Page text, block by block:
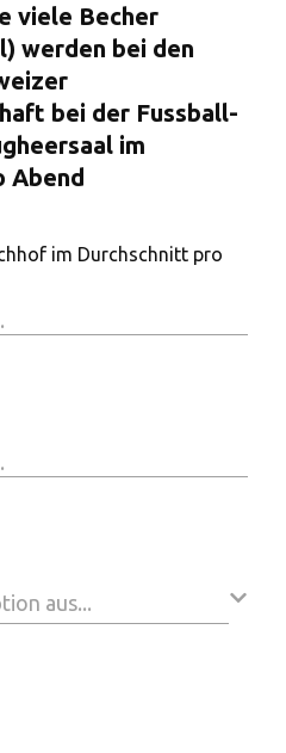
viele Becher
werden bei den
bei der Fussball-
im
Abend
im Durchschnitt pro